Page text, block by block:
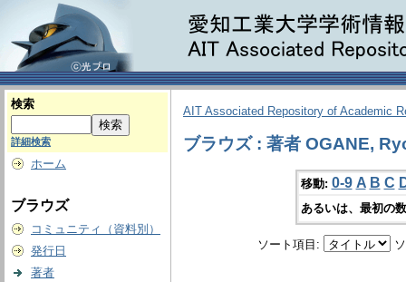
検索
詳細検索
ホーム
ブラウズ
コミュニティ（資料別）
発行日
著者
AIT Associated Repository of Academic
ブラウズ : 著者 OGANE,
移動: 0-9 A B C
あるいは、最初の
ソート項目: